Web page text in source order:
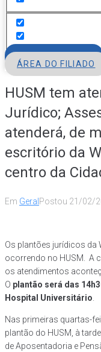
ÁREA DO FILIADO
HUSM tem
Jurídico;
atenderá, de
escritório da
centro da
Em Geral Postou 21/02/
Os plantões jurídicos
ocorrendo no HUSM. A
os atendimentos
O plantão será das
Hospital Universitário
Nas primeiras quartas-
plantão do HUSM, à
de Aposentadoria e